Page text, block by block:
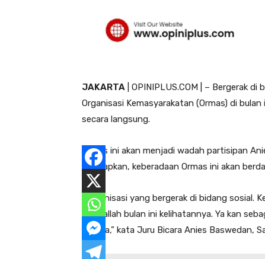
JAKARTA | OPINIPLUS.COM | – Bergerak
Organisasi Kemasyarakatan (Ormas) di
secara langsung.
Ormas ini akan menjadi wadah partisipan
Diharapkan, keberadaan Ormas ini akan
“Organisasi yang bergerak di bidang
insyaallah bulan ini kelihatannya. Ya kan
negara,” kata Juru Bicara Anies Baswedan,